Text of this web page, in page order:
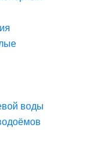
воды